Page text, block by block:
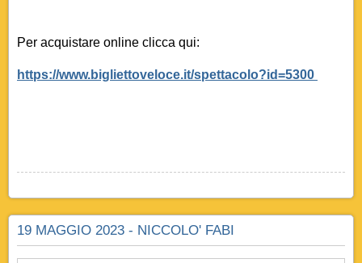
Per acquistare online clicca qui:
https://www.bigliettoveloce.it/spettacolo?id=5300
19 MAGGIO 2023 - NICCOLO' FABI